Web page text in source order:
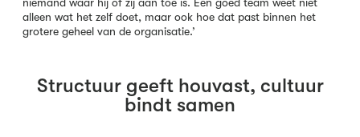
niemand waar hij of zij aan toe is. Een goed team weet niet
alleen wat het zelf doet, maar ook hoe dat past binnen het
grotere geheel van de organisatie.’
Structuur geeft houvast, cultuur
bindt samen